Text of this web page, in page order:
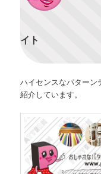
イト
ハイセンスなパター
紹介しています。